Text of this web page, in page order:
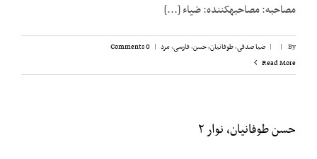
مصاحبه: مصاحبه­کننده: ضیاء [...]
By
|
| ضیا صدقی,طوفانیان، حسن,فارسی,مرد |
0 Comments
Read More
حسن طوفانیان، نوار ۲